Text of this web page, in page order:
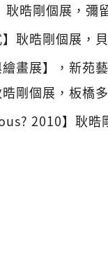
耿晧剛個展，
耿晧剛個展，
繪畫展】，新苑
晧剛個展，板
2010】耿